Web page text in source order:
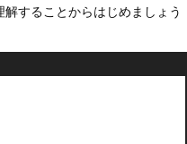
解することからはじめましょう